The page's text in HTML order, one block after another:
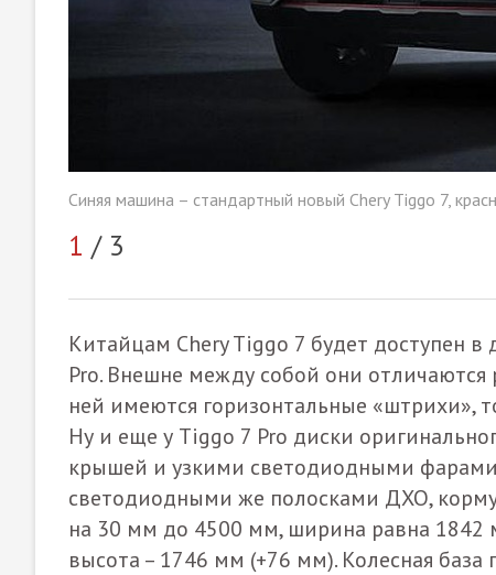
Синяя машина – стандартный новый Chery Tiggo 7,
1 / 3
Китайцам Chery Tiggo 7 будет доступен
Pro. Внешне между собой они отличаются
ней имеются горизонтальные «штрихи»,
Ну и еще у Tiggo 7 Pro диски
крышей и узкими светодиодными
светодиодными же полосками ДХО,
на 30 мм до 4500 мм, ширина равна
высота – 1746 мм (+76 мм). Колесная база